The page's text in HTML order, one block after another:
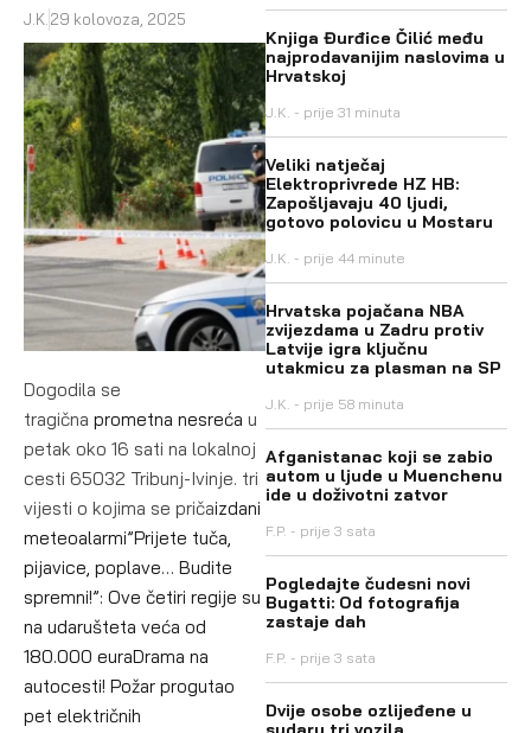
J.K. 29 kolovoza, 2025
Dogodila se
tragična prometna nesreća u
petak oko 16 sati na lokalnoj
cesti 65032 Tribunj-Ivinje. tri
vijesti o kojima se pričaizdani
meteoalarmi”Prijete tuča,
pijavice, poplave… Budite
spremni!”: Ove četiri regije su
na udarušteta veća od
180.000 euraDrama na
autocesti! Požar progutao
pet električnih
Knjiga Đurđice Čilić među
najprodavanijim naslovima u
Hrvatskoj
J.K. prije 31 minuta
Veliki natječaj
Elektroprivrede HZ HB:
Zapošljavaju 40 ljudi,
gotovo polovicu u Mostaru
J.K. prije 44 minute
Hrvatska pojačana NBA
zvijezdama u Zadru protiv
Latvije igra ključnu
utakmicu za plasman na SP
J.K. prije 58 minuta
Afganistanac koji se zabio
autom u ljude u Muenchenu
ide u doživotni zatvor
F.P. prije 3 sata
Pogledajte čudesni novi
Bugatti: Od fotografija
zastaje dah
F.P. prije 3 sata
Dvije osobe ozlijeđene u